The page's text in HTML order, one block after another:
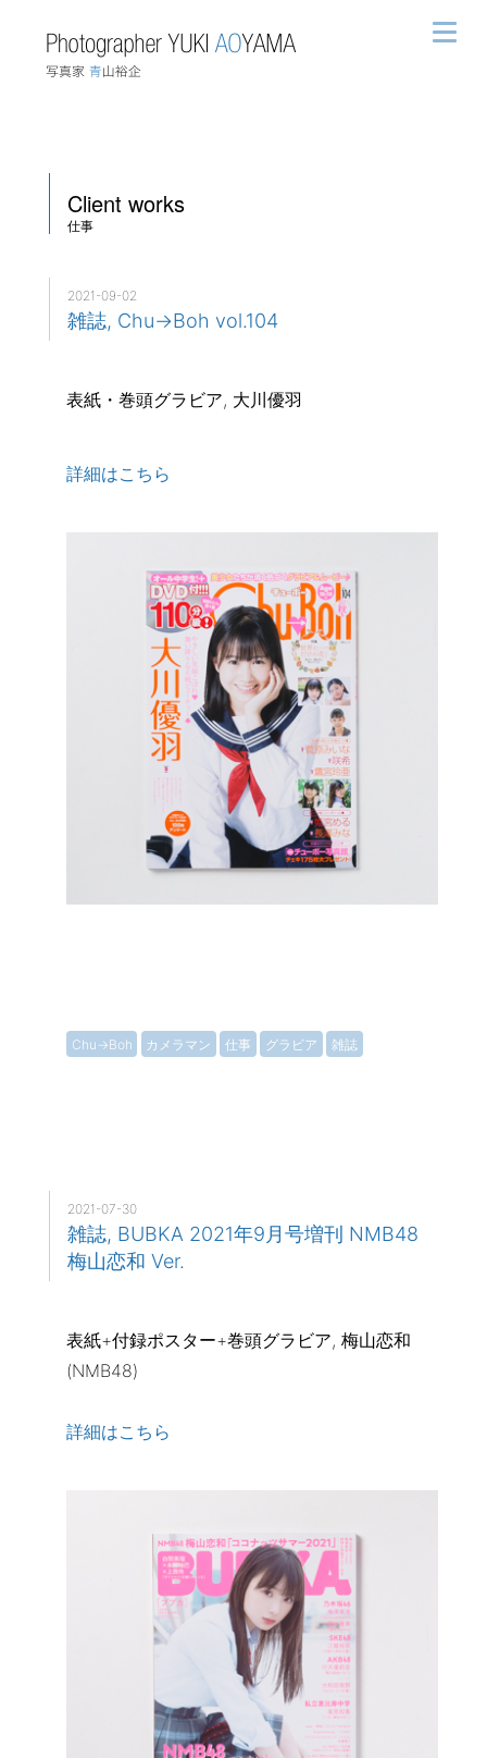
Client works
仕事
2021-09-02
雑誌, Chu→Boh vol.104
表紙・巻頭グラビア, 大川優羽
詳細はこちら
Chu→Boh カメラマン 仕事 グラビア 雑誌
2021-07-30
雑誌, BUBKA 2021年9月号増刊 NMB48
梅山恋和 Ver.
表紙+付録ポスター+巻頭グラビア, 梅山恋和
(NMB48)
詳細はこちら